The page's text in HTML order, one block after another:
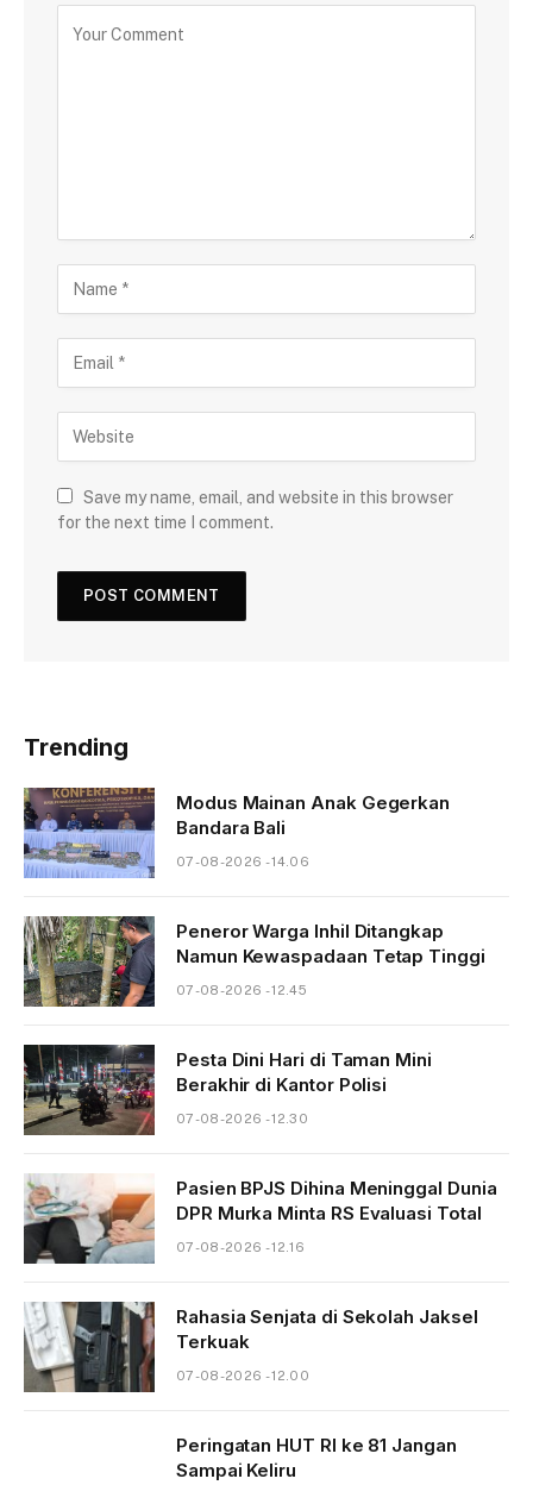
Save my name, email, and website in this browser
for the next time I comment.
Trending
Modus Mainan Anak Gegerkan
Bandara Bali
07-08-2026 - 14.06
Peneror Warga Inhil Ditangkap
Namun Kewaspadaan Tetap Tinggi
07-08-2026 - 12.45
Pesta Dini Hari di Taman Mini
Berakhir di Kantor Polisi
07-08-2026 - 12.30
Pasien BPJS Dihina Meninggal Dunia
DPR Murka Minta RS Evaluasi Total
07-08-2026 - 12.16
Rahasia Senjata di Sekolah Jaksel
Terkuak
07-08-2026 - 12.00
Peringatan HUT RI ke 81 Jangan
Sampai Keliru